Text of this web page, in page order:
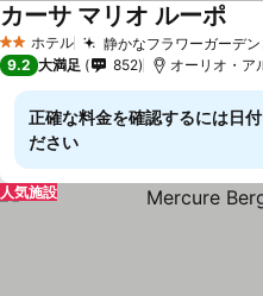
2 ホテルのランク
ホテル 静かなフラワーガーデ
カーサ マリオ ルーポ
9.2 大満足 852 オーリオ・ア
正確な料金を確認するには日
ださい
人気施設